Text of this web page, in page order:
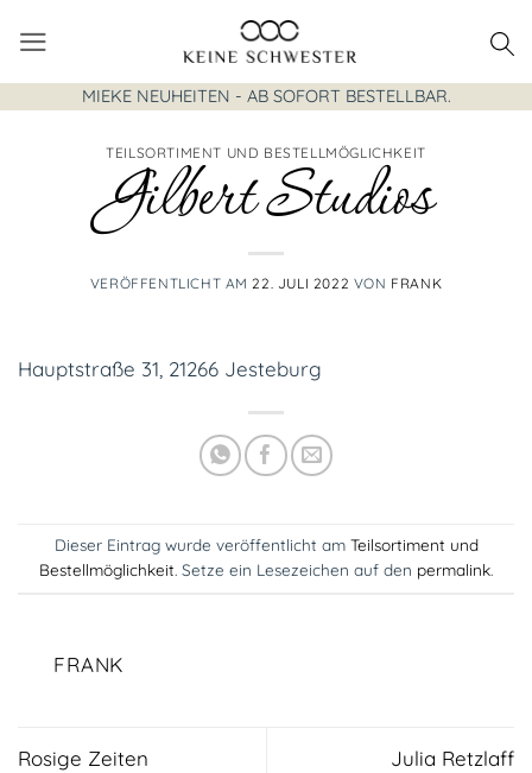
Inhalt
springen
MIEKE NEUHEITEN - AB SOFORT BESTELLBAR.
TEILSORTIMENT UND BESTELLMÖGLICHKEIT
Gilbert Studios
VERÖFFENTLICHT AM22. JULI 2022 VON FRANK
Hauptstraße 31, 21266 Jesteburg
Dieser Eintrag wurde veröffentlicht am Teilsortiment und
Bestellmöglichkeit. Setze ein Lesezeichen auf den permalink.
FRANK
Rosige Zeiten Julia Retzlaff